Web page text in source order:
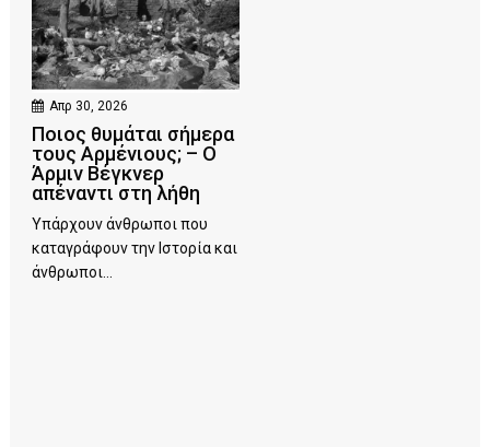
Απρ 30, 2026
Ποιος θυμάται σήμερα
τους Αρμένιους; – Ο
Άρμιν Βέγκνερ
απέναντι στη λήθη
Υπάρχουν άνθρωποι που
καταγράφουν την Ιστορία και
άνθρωποι...